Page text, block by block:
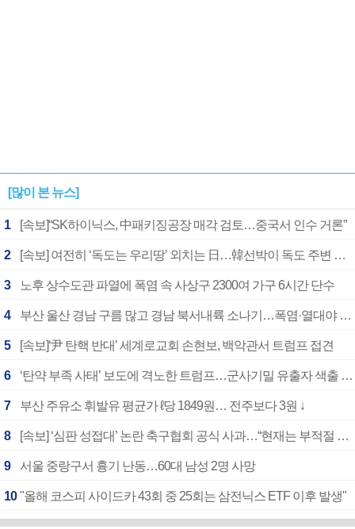
[많이 본 뉴스]
1 [속보]“SK하이닉스, 中패키징공장 매각 검토…중국서 인수 거론”
2 [속보] 여전히 ‘독도는 우리땅’ 외치는 日…韓선박이 독도 주변 해양조사 활동하자 반발
3 노후 상수도관 파열에 폭염 속 사상구 2300여 가구 6시간 단수
4 부산 울산 경남 구름 많고 경남 북서내륙 소나기…폭염·열대야 계속
5 [속보]‘尹 탄핵 반대’ 세계로교회 손현보, 백악관서 트럼프 접견
6 ‘탄약 부족 사태’ 보도에 격노한 트럼프…군사기밀 유출자 색출 지시
7 부산 주유소 휘발유 평균가 ℓ당 1849원… 전주보다 3원 ↓
8 [속보] ‘심판 성접대’ 논란 축구협회 공식 사과…“현재는 부적절 행위 없어”
9 서울 중랑구서 흉기 난동…60대 남성 2명 사망
10 "올해 코스피 사이드카 43회 중 25회는 삼전닉스 ETF 이후 발생"